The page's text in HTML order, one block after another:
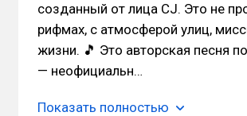
созданный от лица CJ. Это не
рифмах, с атмосферой улиц,
жизни. 🎵 Это авторская песня
— неофициальн…
Показать полностью